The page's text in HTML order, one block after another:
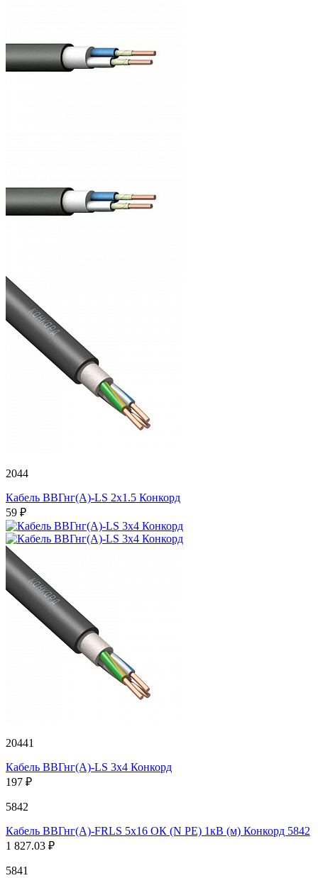
2044
Кабель ВВГнг(А)-LS 2х1.5 Конкорд
59 ₽
20441
Кабель ВВГнг(А)-LS 3х4 Конкорд
197 ₽
5842
Кабель ВВГнг(А)-FRLS 5х16 ОК (N PE) 1кВ (м) Конкорд 5842
1 827.03 ₽
5841